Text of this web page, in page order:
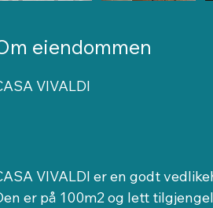
eiendommen
VIVALDI
VIVALDI er en godt
er på 100m2 og lett